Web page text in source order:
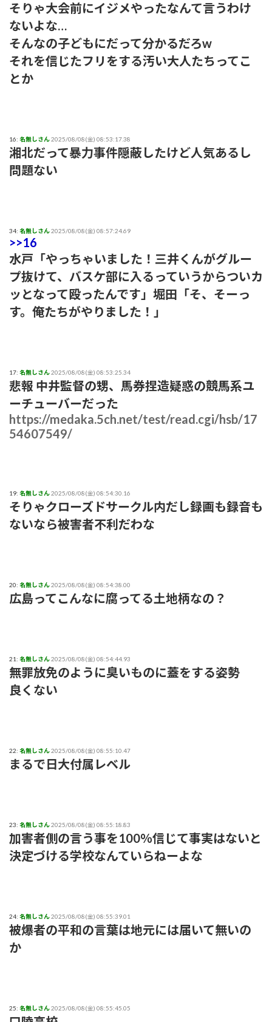
そりゃ大会前にイジメやったなんて言うわけ
ないよな…
そんなの子どもにだって分かるだろw
それを信じたフリをする汚い大人たちってこ
とか
16: 名無しさん2025/08/08(金) 08:53:17.38
湘北だって暴力事件隠蔽したけど人気あるし
問題ない
34: 名無しさん2025/08/08(金) 08:57:24.69
>>16
水戸「やっちゃいました！三井くんがグルー
プ抜けて、バスケ部に入るっていうからついカ
ッとなって殴ったんです」堀田「そ、そーっ
す。俺たちがやりました！」
17: 名無しさん2025/08/08(金) 08:53:25.34
悲報 中井監督の甥、馬券捏造疑惑の競馬系ユ
ーチューバーだった
https://medaka.5ch.net/test/read.cgi/hsb/17
54607549/
19: 名無しさん2025/08/08(金) 08:54:30.16
そりゃクローズドサークル内だし録画も録音も
ないなら被害者不利だわな
20: 名無しさん2025/08/08(金) 08:54:38.00
広島ってこんなに腐ってる土地柄なの？
21: 名無しさん2025/08/08(金) 08:54:44.93
無罪放免のように臭いものに蓋をする姿勢
良くない
22: 名無しさん2025/08/08(金) 08:55:10.47
まるで日大付属レベル
23: 名無しさん2025/08/08(金) 08:55:18.83
加害者側の言う事を100％信じて事実はないと
決定づける学校なんていらねーよな
24: 名無しさん2025/08/08(金) 08:55:39.01
被爆者の平和の言葉は地元には届いて無いの
か
25: 名無しさん2025/08/08(金) 08:55:45.05